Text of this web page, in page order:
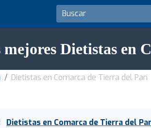
mejores Dietistas en
Dietistas en Comarca de Tierra del Pan
Dietistas en Comarca de Tierra del